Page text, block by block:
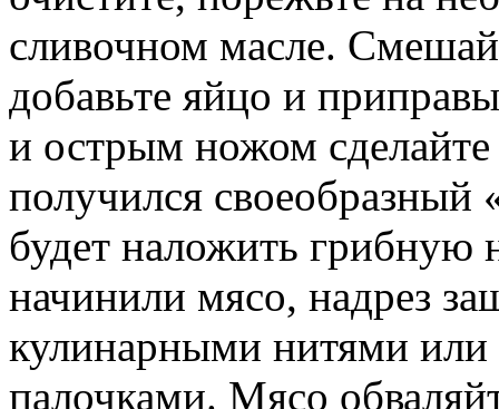
сливочном масле.
добавьте яйцо и
и острым ножом
получился
будет наложить грибную
начинили мясо, надрез
кулинарными нитями или
палочками. Мясо